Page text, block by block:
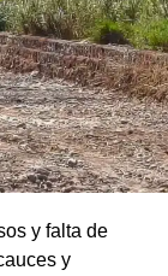
nacional y la
y el
interceder por
celebran su
el
por el
y falta de
y